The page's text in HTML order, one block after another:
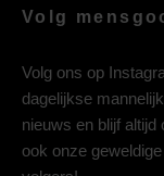
Volg
Volg ons op
dagelijkse
nieuws en blijf
ook onze